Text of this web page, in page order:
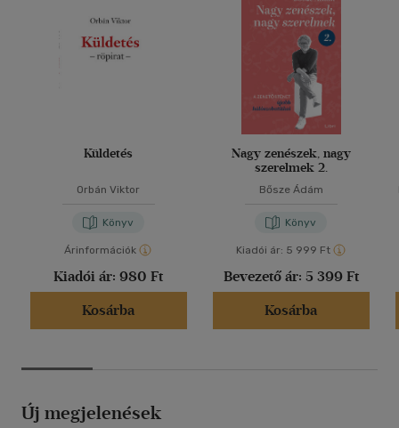
Küldetés
Orbán Viktor
Könyv
Árinformációk
Kiadói ár: 980 Ft
Kosárba
Nagy zenészek, nagy
szerelmek 2.
Bősze Ádám
Könyv
Kiadói ár: 5 999 Ft
Bevezető ár: 5 399 Ft
Kosárba
Új megjelenések